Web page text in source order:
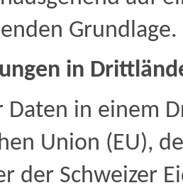
Grundlage.
in
Daten in einem
Union (EU),
der Schweizer